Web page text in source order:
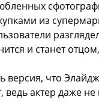
из
и станет
версия, что
ведь актер даже